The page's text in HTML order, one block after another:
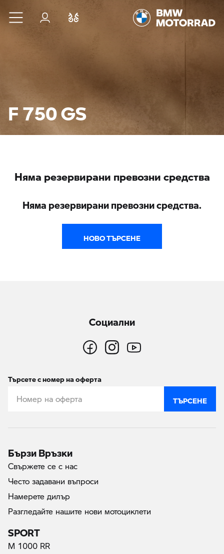
Към основното съдържание
Вход
F 750 GS
Няма резервирани превозни средства
Няма резервирани превозни средства.
НОВО ТЪРСЕНЕ
Социални
Търсете с номер на оферта
ТЪРСЕНЕ
Бързи Връзки
Свържете се с нас
Често задавани въпроси
Намерете дилър
Разгледайте нашите нови мотоциклети
SPORT
M 1000 RR